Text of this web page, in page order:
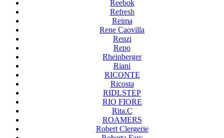
Reebok
Refresh
Reima
Rene Caovilla
Renzi
Repo
Rheinberger
Riani
RICONTE
Ricosta
RIDLSTEP
RIO FIORE
Rita.C
ROAMERS
Robert Clergerie